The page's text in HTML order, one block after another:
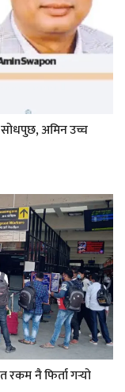
सोधपुछ, अमिन उच्च
रकम नै फिर्ता गर्‍यो